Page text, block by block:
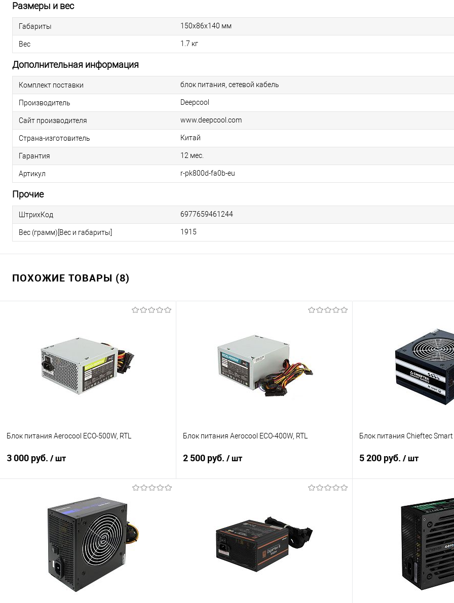
Размеры и вес
Габариты 150x86x140 мм
Вес 1.7 кг
Дополнительная информация
Комплект поставки блок питания, сетевой кабель
Производитель Deepcool
Сайт производителя www.deepcool.com
Страна-изготовитель Китай
Гарантия 12 мес.
Артикул r-pk800d-fa0b-eu
Прочие
ШтрихКод 6977659461244
Вес (грамм)[Вес и габариты] 1915
ПОХОЖИЕ ТОВАРЫ (8)
Блок питания Aerocool ECO-500W, RTL
3 000 руб. / шт
В корзину
Купить в 1 клик
Сравнение
В избранное
В наличии
Блок питания Aerocool ECO-400W, RTL
2 500 руб. / шт
Купить в 1 клик
Сравнение
В избранное
В наличии
Блок питания Chieftec Smart
5 200 руб. / шт
В
Купить в 1 клик
В избранное